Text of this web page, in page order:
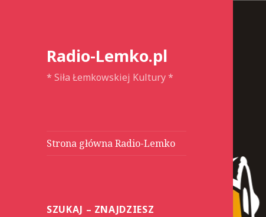
Radio-Lemko.pl
* Siła Łemkowskiej Kultury *
Strona główna Radio-Lemko
SZUKAJ – ZNAJDZIESZ